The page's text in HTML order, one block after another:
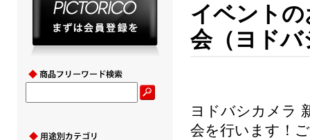
イベント
会（ヨドバ
ヨドバシカメラ
会を行います！